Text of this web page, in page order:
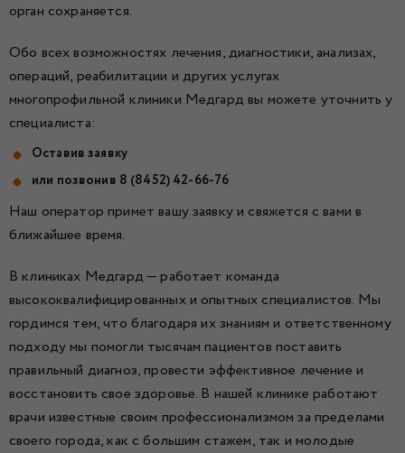
орган сохраняется.
Обо всех возможностях лечения, диагностики, анализах,
операций, реабилитации и других услугах
многопрофильной клиники Медгард вы можете уточнить у
специалиста:
Оставив заявку
или позвонив 8 (8452) 42-66-76
Наш оператор примет вашу заявку и свяжется с вами в
ближайшее время.
В клиниках Медгард — работает команда
высококвалифицированных и опытных специалистов. Мы
гордимся тем, что благодаря их знаниям и ответственному
подходу мы помогли тысячам пациентов поставить
правильный диагноз, провести эффективное лечение и
восстановить свое здоровье. В нашей клинике работают
врачи известные своим профессионализмом за пределами
своего города, как с большим стажем, так и молодые